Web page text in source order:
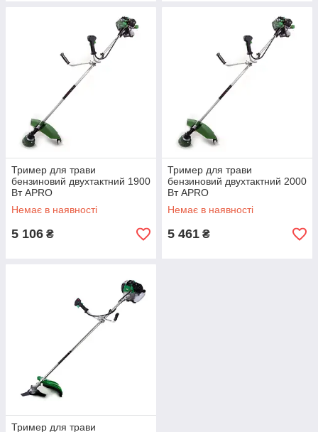
Тример для трави
бензиновий двухтактний 1900
Вт APRO
Немає в наявності
5 106 ₴
Тример для трави
бензиновий двухтактний 2000
Вт APRO
Немає в наявності
5 461 ₴
Тример для трави